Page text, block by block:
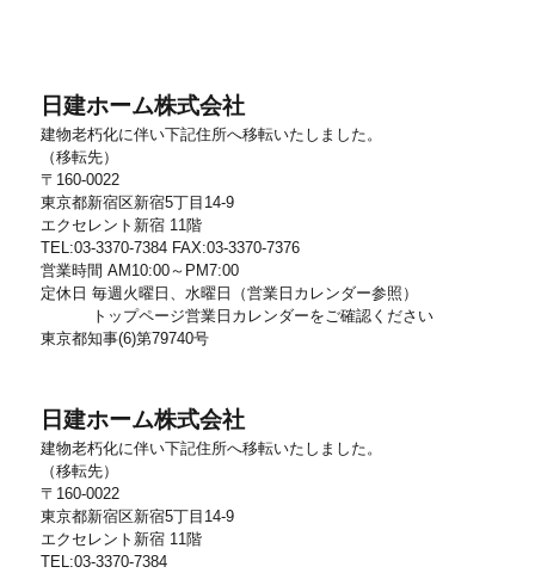
日建ホーム株式会社
建物老朽化に伴い下記住所へ移転いたしました。
（移転先）
〒160-0022
東京都新宿区新宿5丁目14-9
エクセレント新宿 11階
TEL:03-3370-7384 FAX:03-3370-7376
営業時間 AM10:00～PM7:00
定休日 毎週火曜日、水曜日（営業日カレンダー参照）
トップページ営業日カレンダーをご確認ください
東京都知事(6)第79740号
日建ホーム株式会社
建物老朽化に伴い下記住所へ移転いたしました。
（移転先）
〒160-0022
東京都新宿区新宿5丁目14-9
エクセレント新宿 11階
TEL:03-3370-7384